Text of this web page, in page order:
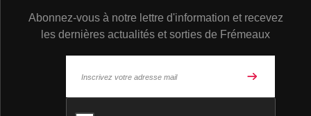
Abonnez-vous à notre lettre d'information et recevez
les dernières actualités et sorties de Frémeaux